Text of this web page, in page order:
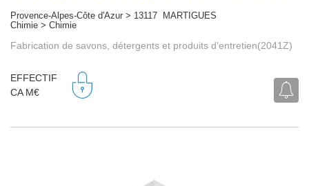
Provence-Alpes-Côte d'Azur > 13117 MARTIGUES
Chimie > Chimie
Fabrication de savons, détergents et produits d'entretien(2041Z)
EFFECTIF
CA M€